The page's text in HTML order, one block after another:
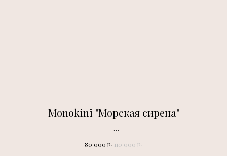
Monokini "Морская сирена"
80 000 р. 110 000р.